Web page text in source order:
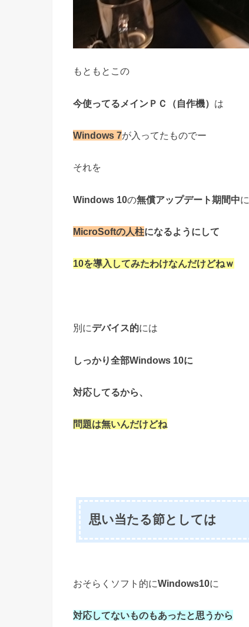
もともとこの
今使ってるメインＰＣ（自作機） は
Windows 7が入ってたものでー
それを
Windows 10の無償アップデート期間中に
MicroSoftの人柱になるようにして
10を導入してみたわけなんだけどねｗ
別にデバイス的には
しっかり全部Windows 10に
対応してるから、
問題は無いんだけどね
思い当たる節としては
おそらくソフト的にWindows10に
対応してないものもあったと思うから